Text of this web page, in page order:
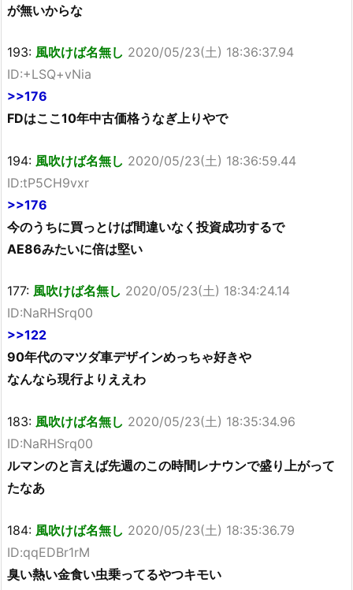
が無いからな
193: 風吹けば名無し 2020/05/23(土) 18:36:37.94
ID:+LSQ+vNia
>>176
FDはここ10年中古価格うなぎ上りやで
194: 風吹けば名無し 2020/05/23(土) 18:36:59.44
ID:tP5CH9vxr
>>176
今のうちに買っとけば間違いなく投資成功するで
AE86みたいに倍は堅い
177: 風吹けば名無し 2020/05/23(土) 18:34:24.14
ID:NaRHSrq00
>>122
90年代のマツダ車デザインめっちゃ好きや
なんなら現行よりええわ
183: 風吹けば名無し 2020/05/23(土) 18:35:34.96
ID:NaRHSrq00
ルマンのと言えば先週のこの時間レナウンで盛り上がって
たなあ
184: 風吹けば名無し 2020/05/23(土) 18:35:36.79
ID:qqEDBr1rM
臭い熱い金食い虫乗ってるやつキモい